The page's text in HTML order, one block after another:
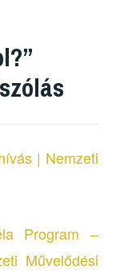
”
| Nemzeti
Program –
Művelődési